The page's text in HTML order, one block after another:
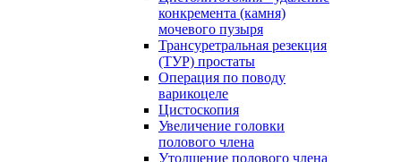
конкремента (камня)
мочевого пузыря
Трансуретральная резекция
(ТУР) простаты
Операция по поводу
варикоцеле
Цистоскопия
Увеличение головки
полового члена
Утолщение полового члена